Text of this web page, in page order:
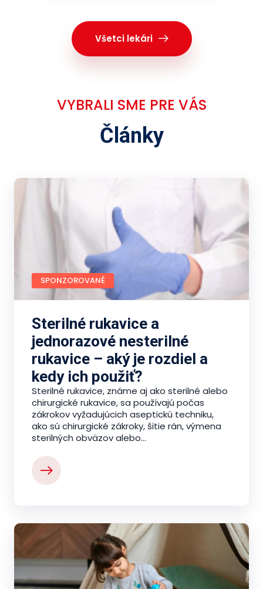
Všetci lekári
VYBRALI SME PRE VÁS
Články
SPONZOROVANÉ
Sterilné rukavice a
jednorazové nesterilné
rukavice – aký je rozdiel a
kedy ich použiť?
Sterilné rukavice, známe aj ako sterilné alebo
chirurgické rukavice, sa používajú počas
zákrokov vyžadujúcich aseptickú techniku,
ako sú chirurgické zákroky, šitie rán, výmena
sterilných obväzov alebo...